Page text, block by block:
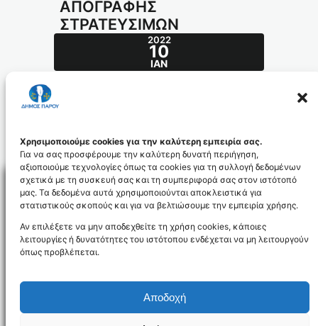
Χρησιμοποιούμε cookies για την καλύτερη εμπειρία σας.
Για να σας προσφέρουμε την καλύτερη δυνατή περιήγηση,
αξιοποιούμε τεχνολογίες όπως τα cookies για τη συλλογή δεδομένων
σχετικά με τη συσκευή σας και τη συμπεριφορά σας στον ιστότοπό
μας. Τα δεδομένα αυτά χρησιμοποιούνται αποκλειστικά για
στατιστικούς σκοπούς και για να βελτιώσουμε την εμπειρία χρήσης.
Αν επιλέξετε να μην αποδεχθείτε τη χρήση cookies, κάποιες
λειτουργίες ή δυνατότητες του ιστότοπου ενδέχεται να μη λειτουργούν
όπως προβλέπεται.
Αποδοχή
ΑΠΟΓΡΑΦΗΣ
ΣΤΡΑΤΕΥΣΙΜΩΝ
2022
10
ΙΑΝ
TRAT__2022_id5756
NEWSLETTER